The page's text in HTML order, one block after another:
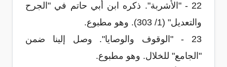
22 - "الأشربة". ذكره ابن أبي حاتم في "الجرح
والتعديل" (1/ 303). وهو مطبوع.
23 - "الوقوف والوصايا". وصل إلينا ضمن
"الجامع" للخلال. وهو مطبوع.